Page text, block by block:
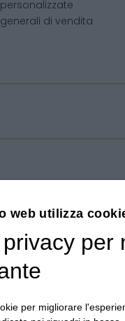
di vendita
Regali Digusto è un
(TO) - PIVA
web utilizza
per
per migliorare